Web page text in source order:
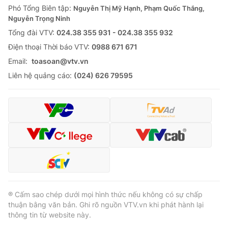
Phó Tổng Biên tập: Nguyễn Thị Mỹ Hạnh, Phạm Quốc Thắng,
Nguyễn Trọng Ninh
Tổng đài VTV: 024.38 355 931 - 024.38 355 932
Ðiện thoại Thời báo VTV: 0988 671 671
Email: toasoan@vtv.vn
Liên hệ quảng cáo: (024) 626 79595
® Cấm sao chép dưới mọi hình thức nếu không có sự chấp
thuận bằng văn bản. Ghi rõ nguồn VTV.vn khi phát hành lại
thông tin từ website này.